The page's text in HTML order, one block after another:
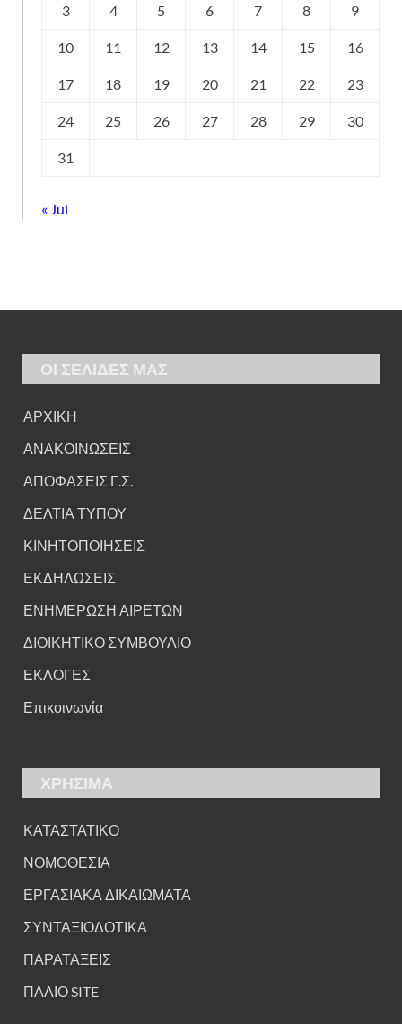
3 4 5 6 7 8 9
10 11 12 13 14 15 16
17 18 19 20 21 22 23
24 25 26 27 28 29 30
31
« Jul
ΟΙ ΣΕΛΙΔΕΣ ΜΑΣ
ΑΡΧΙΚΗ
ΑΝΑΚΟΙΝΩΣΕΙΣ
ΑΠΟΦΑΣΕΙΣ Γ.Σ.
ΔΕΛΤΙΑ ΤΥΠΟΥ
ΚΙΝΗΤΟΠΟΙΗΣΕΙΣ
ΕΚΔΗΛΩΣΕΙΣ
ΕΝΗΜΕΡΩΣΗ ΑΙΡΕΤΩΝ
ΔΙΟΙΚΗΤΙΚΟ ΣΥΜΒΟΥΛΙΟ
ΕΚΛΟΓΕΣ
Επικοινωνία
ΧΡΗΣΙΜΑ
ΚΑΤΑΣΤΑΤΙΚΟ
ΝΟΜΟΘΕΣΙΑ
ΕΡΓΑΣΙΑΚΑ ΔΙΚΑΙΩΜΑΤΑ
ΣΥΝΤΑΞΙΟΔΟΤΙΚΑ
ΠΑΡΑΤΑΞΕΙΣ
ΠΑΛΙΟ SITE